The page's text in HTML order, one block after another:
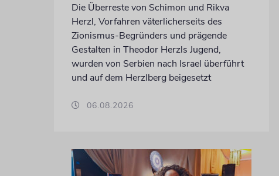
Die Überreste von Schimon und Rikva
Herzl, Vorfahren väterlicherseits des
Zionismus-Begründers und prägende
Gestalten in Theodor Herzls Jugend,
wurden von Serbien nach Israel überführt
und auf dem Herzlberg beigesetzt
06.08.2026